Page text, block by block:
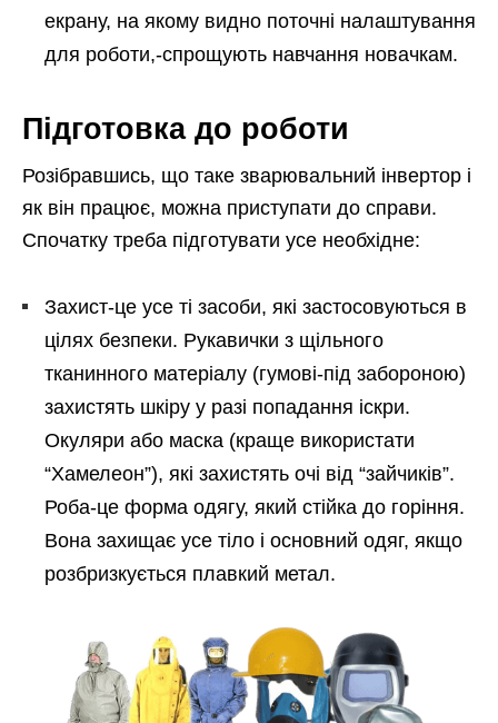
екрану, на якому видно поточні налаштування
для роботи,-спрощують навчання новачкам.
Підготовка до роботи
Розібравшись, що таке зварювальний інвертор і
як він працює, можна приступати до справи.
Спочатку треба підготувати усе необхідне:
Захист-це усе ті засоби, які застосовуються в
цілях безпеки. Рукавички з щільного
тканинного матеріалу (гумові-під забороною)
захистять шкіру у разі попадання іскри.
Окуляри або маска (краще використати
“Хамелеон”), які захистять очі від “зайчиків”.
Роба-це форма одягу, який стійка до горіння.
Вона захищає усе тіло і основний одяг, якщо
розбризкується плавкий метал.